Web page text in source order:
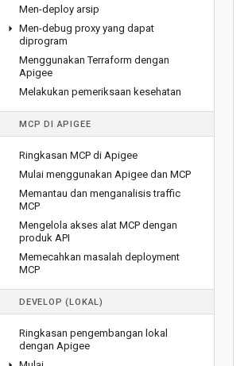
Men-deploy arsip
Men-debug proxy yang dapat
diprogram
Menggunakan Terraform dengan
Apigee
Melakukan pemeriksaan kesehatan
MCP DI APIGEE
Ringkasan MCP di Apigee
Mulai menggunakan Apigee dan MCP
Memantau dan menganalisis traffic
MCP
Mengelola akses alat MCP dengan
produk API
Memecahkan masalah deployment
MCP
DEVELOP (LOKAL)
Ringkasan pengembangan lokal
dengan Apigee